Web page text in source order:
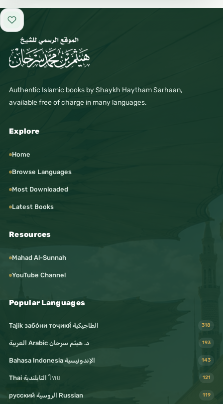
Add to favorites
Authentic Islamic books by Shaykh Haytham Sarhaan,
available free of charge in many languages.
Explore
Home
Browse Languages
Most Downloaded
Latest Books
Resources
Mahad Al-Sunnah
YouTube Channel
Popular Languages
Tajik забо́ни тоҷикӣ́ الطاجيكية 318
د. هيثم سرحان Arabic العربية 193
Bahasa Indonesia الإندونيسية 143
Thai التايلندية ไทย 121
русский الروسية Russian 119